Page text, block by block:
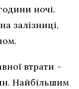
ночі.
залізниці,
втрати –
Найбільшим